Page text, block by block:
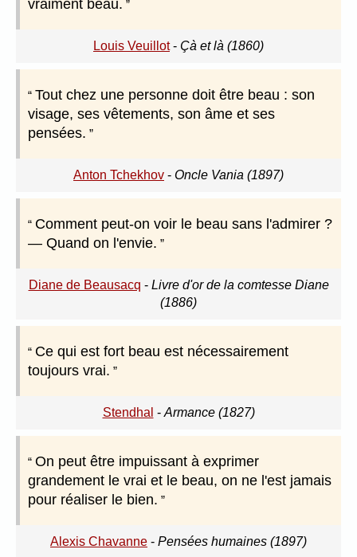
vraiment beau.
Louis Veuillot- Çà et là (1860)
Tout chez une personne doit être beau : son
visage, ses vêtements, son âme et ses
pensées.
Anton Tchekhov - Oncle Vania (1897)
Comment peut-on voir le beau sans l'admirer ?
— Quand on l'envie.
Diane de Beausacq - Livre d'or de la comtesse Diane
(1886)
Ce qui est fort beau est nécessairement
toujours vrai.
Stendhal - Armance (1827)
On peut être impuissant à exprimer
grandement le vrai et le beau, on ne l'est jamais
pour réaliser le bien.
Alexis Chavanne - Pensées humaines (1897)